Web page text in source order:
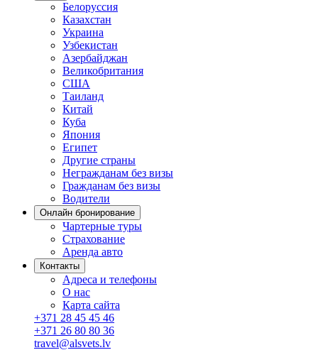
Белоруссия
Казахстан
Украина
Узбекистан
Азербайджан
Великобритания
США
Таиланд
Китай
Куба
Япония
Египет
Другие страны
Негражданам без визы
Гражданам без визы
Водители
Онлайн бронирование
Чартерные туры
Страхование
Аренда авто
Контакты
Адреса и телефоны
О нас
Карта сайта
+371 28 45 45 46
+371 26 80 80 36
travel@alsvets.lv